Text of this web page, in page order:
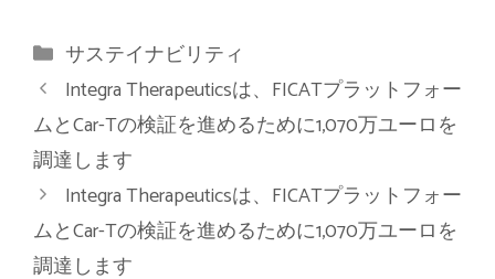
カ
テ
ゴ
リ
ー
サステイナビリティ
Integra Therapeuticsは、FICATプラットフォー
ムとCar-Tの検証を進めるために1,070万ユーロを
調達します
Integra Therapeuticsは、FICATプラットフォー
ムとCar-Tの検証を進めるために1,070万ユーロを
調達します